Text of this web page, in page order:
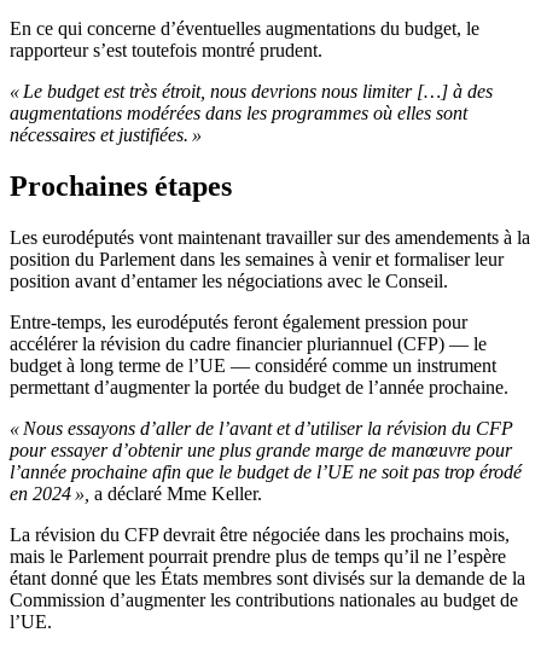
En ce qui concerne d’éventuelles augmentations du budget, le
rapporteur s’est toutefois montré prudent.
« Le budget est très étroit, nous devrions nous limiter […] à des
augmentations modérées dans les programmes où elles sont
nécessaires et justifiées. »
Prochaines étapes
Les eurodéputés vont maintenant travailler sur des amendements à la
position du Parlement dans les semaines à venir et formaliser leur
position avant d’entamer les négociations avec le Conseil.
Entre-temps, les eurodéputés feront également pression pour
accélérer la révision du cadre financier pluriannuel (CFP) — le
budget à long terme de l’UE — considéré comme un instrument
permettant d’augmenter la portée du budget de l’année prochaine.
« Nous essayons d’aller de l’avant et d’utiliser la révision du CFP
pour essayer d’obtenir une plus grande marge de manœuvre pour
l’année prochaine afin que le budget de l’UE ne soit pas trop érodé
en 2024 », a déclaré Mme Keller.
La révision du CFP devrait être négociée dans les prochains mois,
mais le Parlement pourrait prendre plus de temps qu’il ne l’espère
étant donné que les États membres sont divisés sur la demande de la
Commission d’augmenter les contributions nationales au budget de
l’UE.